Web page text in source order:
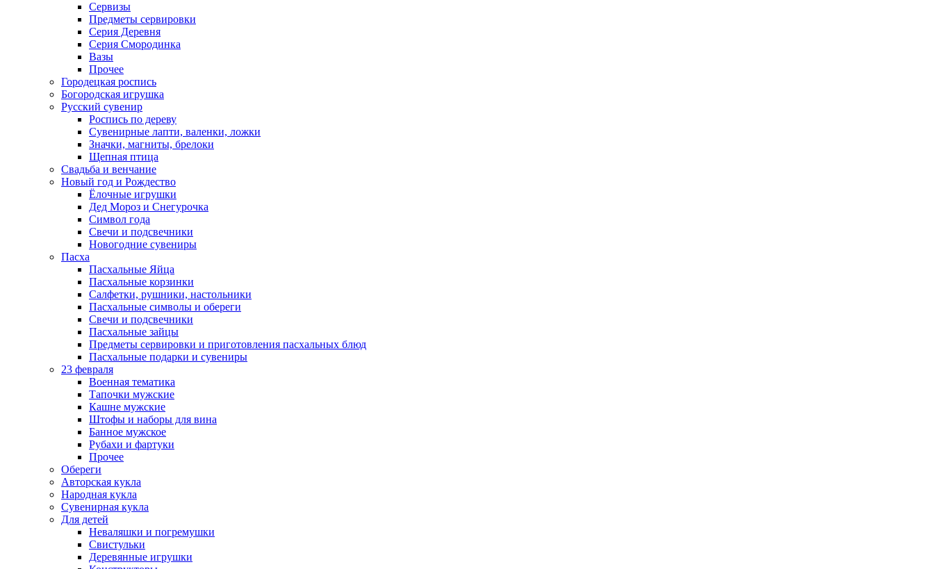
Сервизы
Предметы сервировки
Серия Деревня
Серия Смородинка
Вазы
Прочее
Городецкая роспись
Богородская игрушка
Русский сувенир
Роспись по дереву
Сувенирные лапти, валенки, ложки
Значки, магниты, брелоки
Щепная птица
Свадьба и венчание
Новый год и Рождество
Ёлочные игрушки
Дед Мороз и Снегурочка
Символ года
Свечи и подсвечники
Новогодние сувениры
Пасха
Пасхальные Яйца
Пасхальные корзинки
Салфетки, рушники, настольники
Пасхальные символы и обереги
Свечи и подсвечники
Пасхальные зайцы
Предметы сервировки и приготовления пасхальных блюд
Пасхальные подарки и сувениры
23 февраля
Военная тематика
Тапочки мужские
Кашне мужские
Штофы и наборы для вина
Банное мужское
Рубахи и фартуки
Прочее
Обереги
Авторская кукла
Народная кукла
Сувенирная кукла
Для детей
Неваляшки и погремушки
Свистульки
Деревянные игрушки